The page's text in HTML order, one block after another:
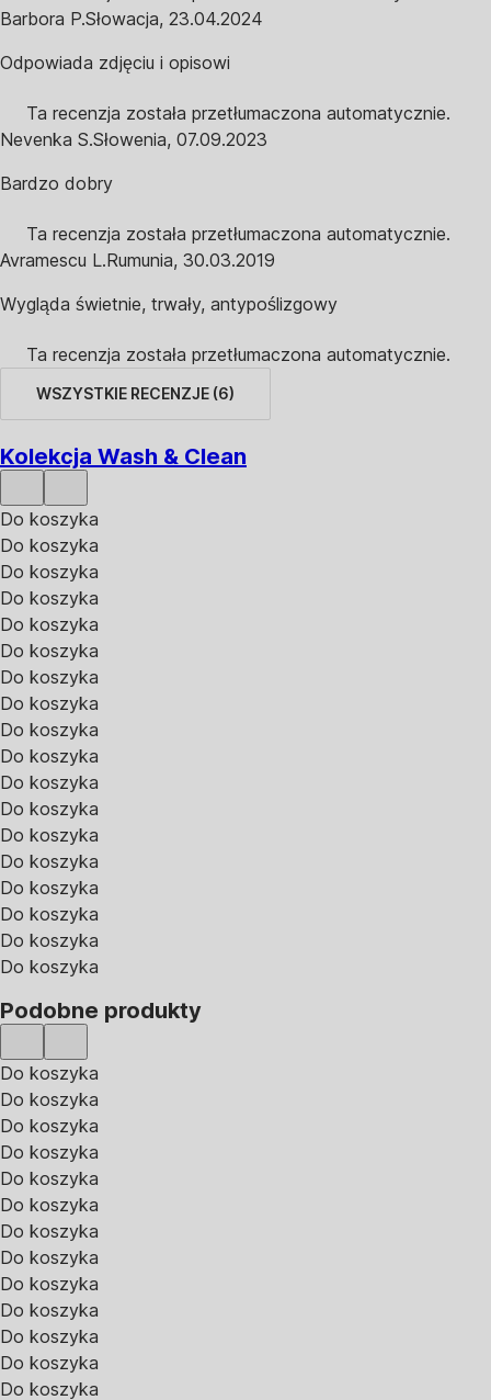
Barbora P.Słowacja, 23.04.2024
Odpowiada zdjęciu i opisowi
Ta recenzja została przetłumaczona automatycznie.
Nevenka S.Słowenia, 07.09.2023
Bardzo dobry
Ta recenzja została przetłumaczona automatycznie.
Avramescu L.Rumunia, 30.03.2019
Wygląda świetnie, trwały, antypoślizgowy
Ta recenzja została przetłumaczona automatycznie.
WSZYSTKIE RECENZJE (6)
Kolekcja Wash & Clean
Do koszyka
Do koszyka
Do koszyka
Do koszyka
Do koszyka
Do koszyka
Do koszyka
Do koszyka
Do koszyka
Do koszyka
Do koszyka
Do koszyka
Do koszyka
Do koszyka
Do koszyka
Do koszyka
Do koszyka
Do koszyka
Podobne produkty
Do koszyka
Do koszyka
Do koszyka
Do koszyka
Do koszyka
Do koszyka
Do koszyka
Do koszyka
Do koszyka
Do koszyka
Do koszyka
Do koszyka
Do koszyka